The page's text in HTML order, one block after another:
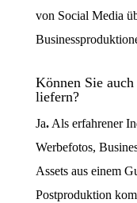
von Social Media
Können Sie
liefern?
Ja.Als erfahrener
Werbefotos,
Assets aus einem
Postproduktion